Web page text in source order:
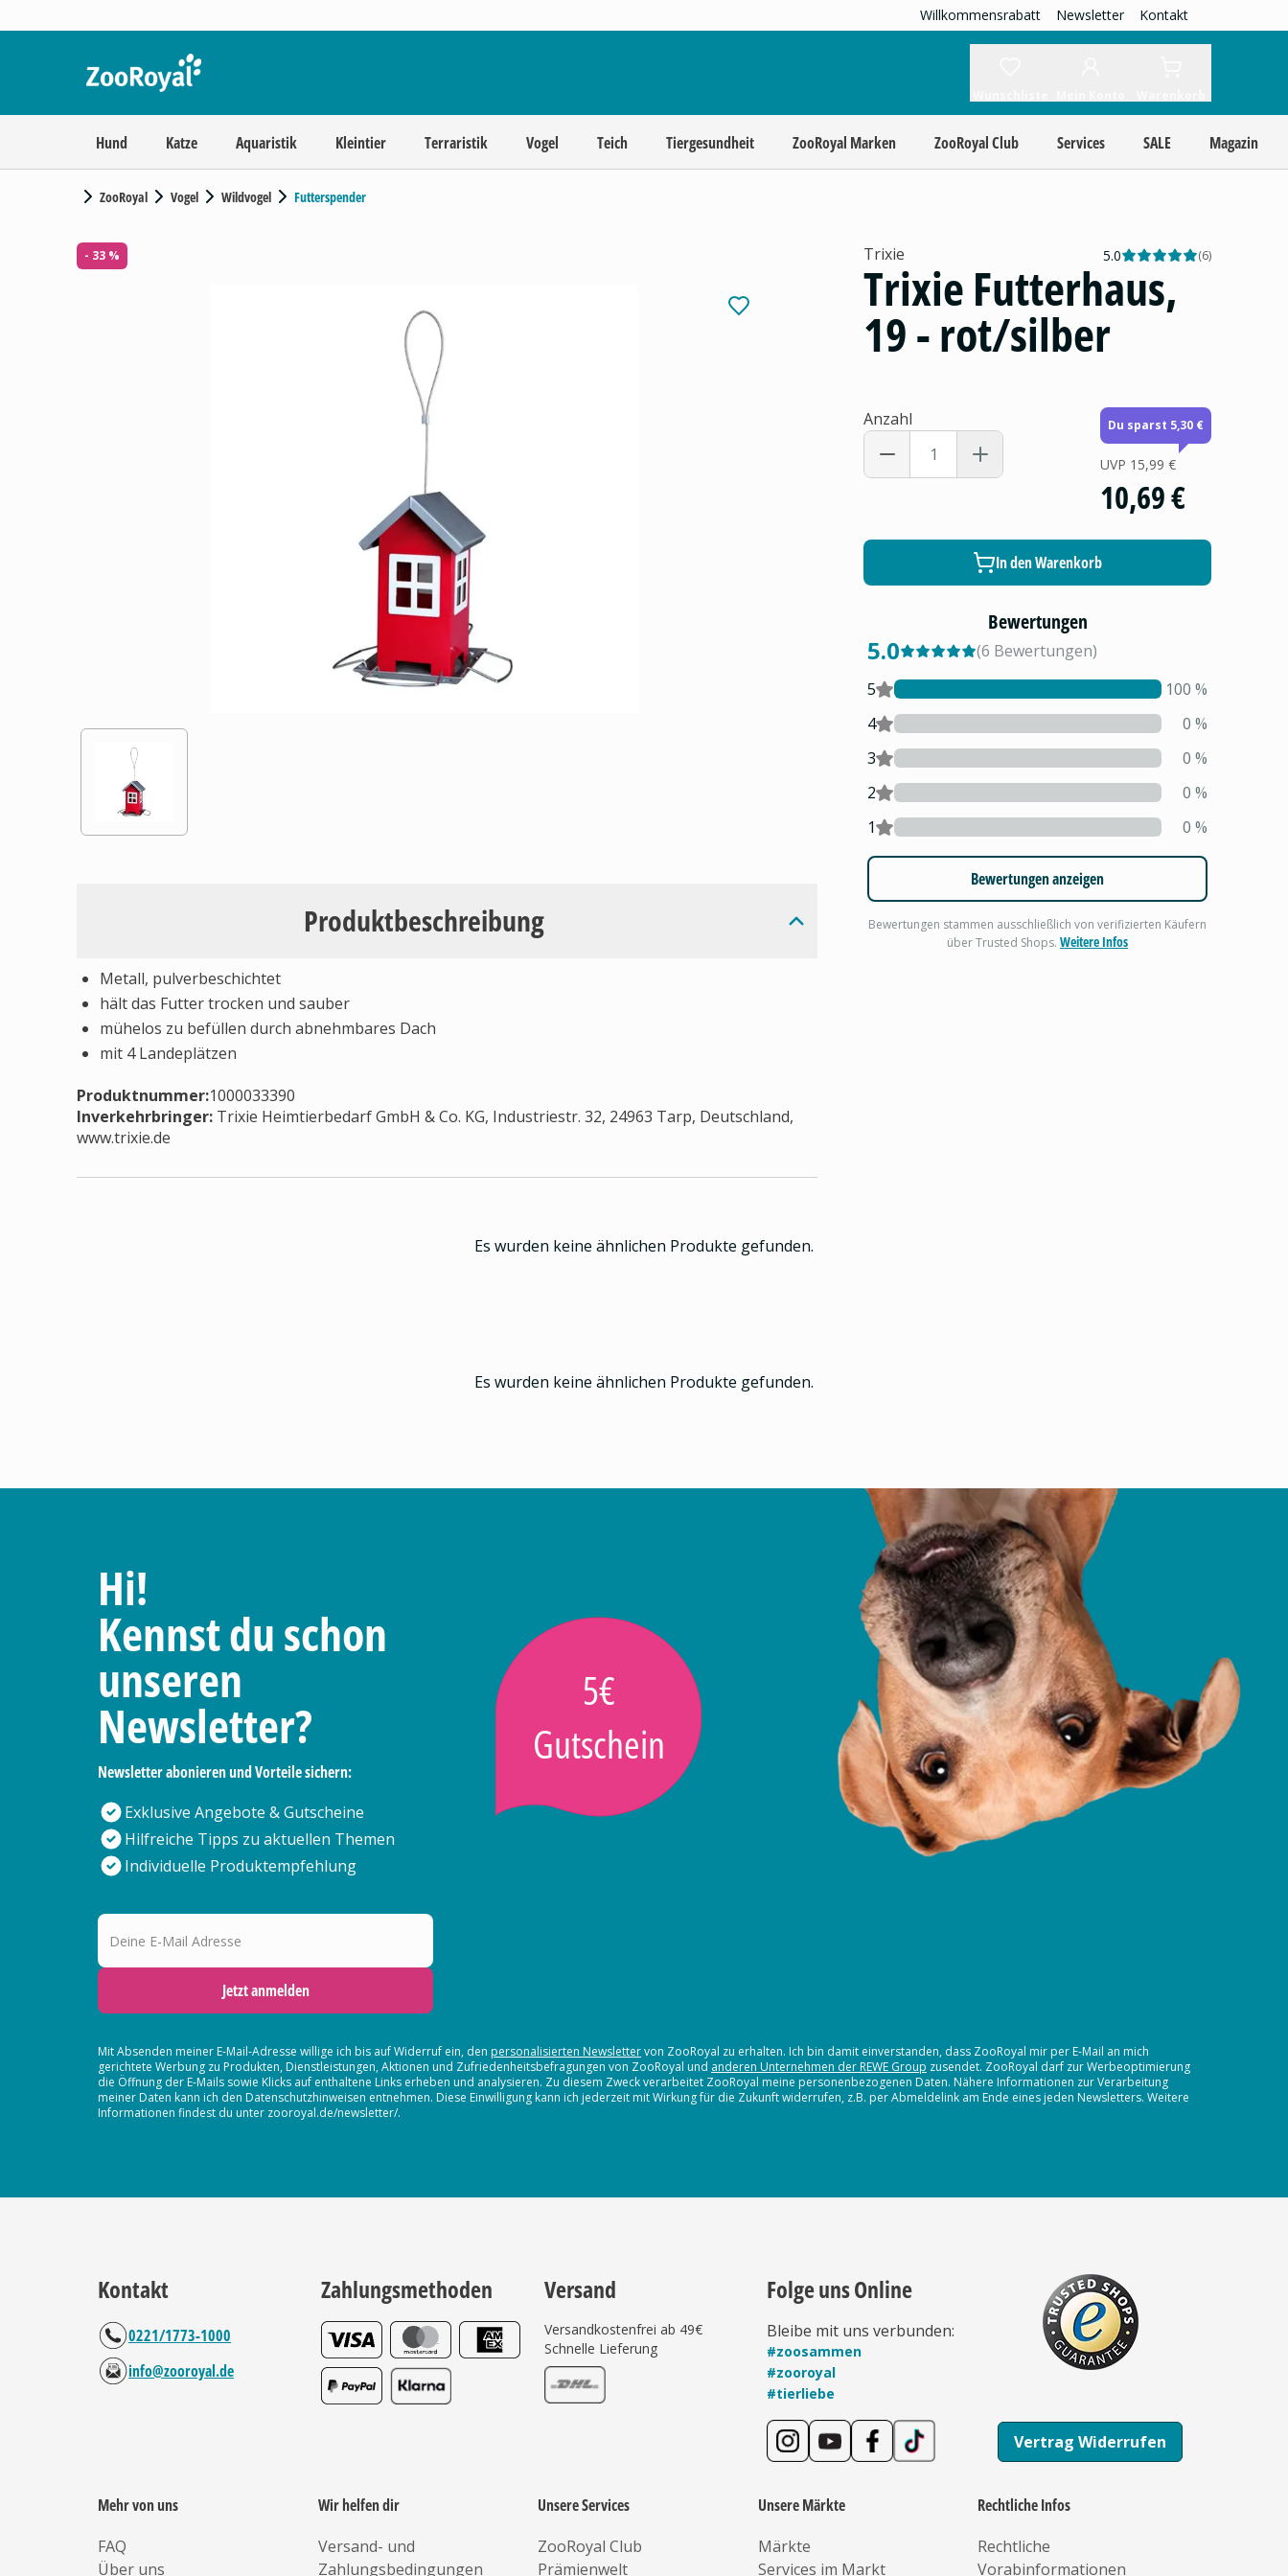
Willkommensrabatt Newsletter Kontakt
Hund Katze Aquaristik Kleintier Terraristik Vogel Teich Tiergesundheit ZooRoyal Marken ZooRoyal Club Services SALE Magazin
ZooRoyal Vogel Wildvogel Futterspender
- 33 %
Produktbeschreibung
Metall, pulverbeschichtet
hält das Futter trocken und sauber
mühelos zu befüllen durch abnehmbares Dach
mit 4 Landeplätzen
Produktnummer:1000033390
Inverkehrbringer: Trixie Heimtierbedarf GmbH & Co. KG, Industriestr. 32, 24963 Tarp, Deutschland,
www.trixie.de
Trixie 5.0 (6)
Trixie Futterhaus,
19 - rot/silber
Anzahl Du sparst 5,30 €
UVP 15,99 €
10,69 €
In den Warenkorb
Bewertungen
5.0 (6 Bewertungen)
5
100 %
4
0 %
3
0 %
2
0 %
1
0 %
Bewertungen anzeigen
Bewertungen stammen ausschließlich von verifizierten Käufern
über Trusted Shops.Weitere Infos
Es wurden keine ähnlichen Produkte gefunden.
Es wurden keine ähnlichen Produkte gefunden.
Hi!
Kennst du schon
unseren
Newsletter?
Newsletter abonieren und Vorteile sichern:
Exklusive Angebote & Gutscheine
Hilfreiche Tipps zu aktuellen Themen
Individuelle Produktempfehlung
5€
Gutschein
Deine E-Mail Adresse
Jetzt anmelden
Mit Absenden meiner E-Mail-Adresse willige ich bis auf Widerruf ein, den personalisierten Newslettervon ZooRoyal zu erhalten. Ich bin damit einverstanden, dass ZooRoyal mir per E-Mail an mich
gerichtete Werbung zu Produkten, Dienstleistungen, Aktionen und Zufriedenheitsbefragungen von ZooRoyal und anderen Unternehmen der REWE Group zusendet. ZooRoyal darf zur Werbeoptimierung
die Öffnung der E-Mails sowie Klicks auf enthaltene Links erheben und analysieren. Zu diesem Zweck verarbeitet ZooRoyal meine personenbezogenen Daten. Nähere Informationen zur Verarbeitung
meiner Daten kann ich den Datenschutzhinweisen entnehmen. Diese Einwilligung kann ich jederzeit mit Wirkung für die Zukunft widerrufen, z.B. per Abmeldelink am Ende eines jeden Newsletters. Weitere
Informationen findest du unter zooroyal.de/newsletter/.
Kontakt
0221/1773-1000
info@zooroyal.de
Zahlungsmethoden Versand
Versandkostenfrei ab 49€
Schnelle Lieferung
Folge uns Online
Bleibe mit uns verbunden:
#zoosammen
#zooroyal
#tierliebe
Vertrag Widerrufen
Mehr von uns
FAQ
Über uns
Wir helfen dir
Versand- und
Zahlungsbedingungen
Unsere Services
ZooRoyal Club
Prämienwelt
Unsere Märkte
Märkte
Services im Markt
Rechtliche Infos
Rechtliche
Vorabinformationen